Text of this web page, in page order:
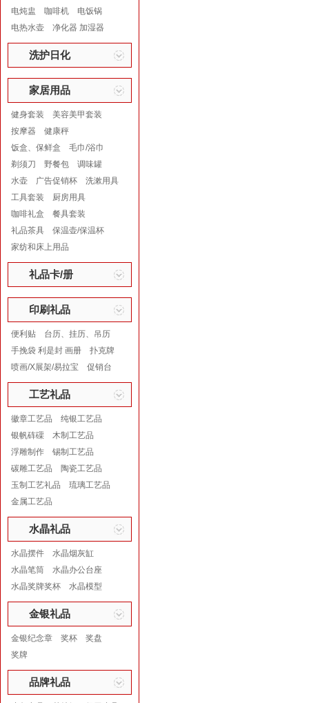
电炖盅
咖啡机
电饭锅
电热水壶
净化器 加湿器
洗护日化
家居用品
健身套装
美容美甲套装
按摩器
健康秤
饭盒、保鲜盒
毛巾/浴巾
剃须刀
野餐包
调味罐
水壶
广告促销杯
洗漱用具
工具套装
厨房用具
咖啡礼盒
餐具套装
礼品茶具
保温壶/保温杯
家纺和床上用品
礼品卡/册
印刷礼品
便利贴
台历、挂历、吊历
手挽袋 利是封 画册
扑克牌
喷画/X展架/易拉宝
促销台
工艺礼品
徽章工艺品
纯银工艺品
银帆砗磲
木制工艺品
浮雕制作
锡制工艺品
碳雕工艺品
陶瓷工艺品
玉制工艺礼品
琉璃工艺品
金属工艺品
水晶礼品
水晶摆件
水晶烟灰缸
水晶笔筒
水晶办公台座
水晶奖牌奖杯
水晶模型
金银礼品
金银纪念章 奖杯
奖盘
奖牌
品牌礼品